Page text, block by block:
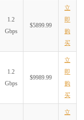
1.2
Gbps
$5899.99
立
即
购
买
1.2
Gbps
$9989.99
立
即
购
买
立